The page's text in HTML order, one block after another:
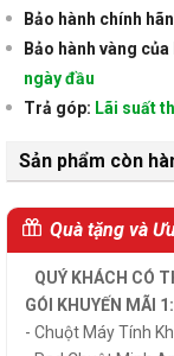
Bảo hành chính
Bảo hành vàng
ngày đầu
Trả góp: Lãi suất
Sản phẩm còn
Quà tặng và
QUÝ KHÁCH CÓ
GÓI KHUYẾN MÃI 1:
- Chuột Máy Tính